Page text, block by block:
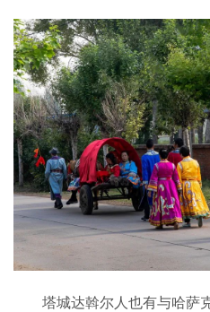
塔城达斡尔人也有与哈萨